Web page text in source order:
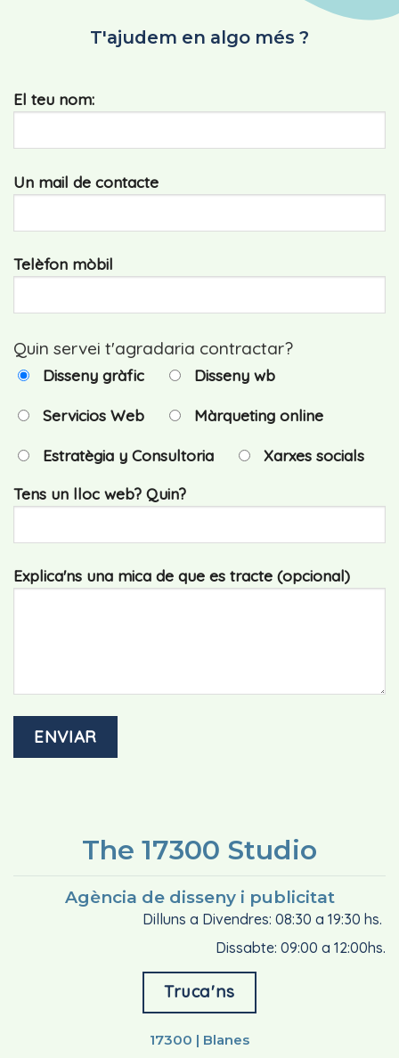
T'ajudem en algo més ?
El teu nom:
Un mail de contacte
Telèfon mòbil
Quin servei t'agradaria contractar?
Disseny gràfic Disseny wb
Servicios Web Màrqueting online
Estratègia y Consultoria Xarxes socials
Tens un lloc web? Quin?
Explica'ns una mica de que es tracte (opcional)
The 17300 Studio
Agència de disseny i publicitat
Dilluns a Divendres: 08:30 a 19:30 hs.
Dissabte: 09:00 a 12:00hs.
Truca'ns
17300 | Blanes